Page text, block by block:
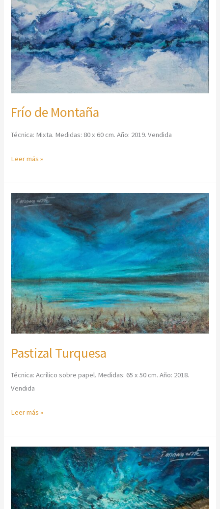
Frío de Montaña
Técnica: Mixta. Medidas: 80 x 60 cm. Año: 2019. Vendida
Leer más »
Pastizal Turquesa
Técnica: Acrílico sobre papel. Medidas: 65 x 50 cm. Año: 2018.
Vendida
Pastizal
Turquesa
Leer más »
Atardecer
en
turquesa